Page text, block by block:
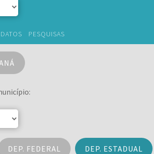
PESQUISAS
DEP. FEDERAL DEP. ESTADUAL